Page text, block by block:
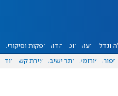
ונדל"ן דעות אוכל יהדות הפקות וסיקורים
ספורט פורומים אתר ישיבה יצירת קשר עוד